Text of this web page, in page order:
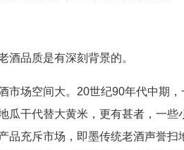
品质是有深刻背景的。
场空间大。20世纪90年代中期，
瓜干代替大黄米，更有甚者，一些
品充斥市场，即墨传统老酒声誉